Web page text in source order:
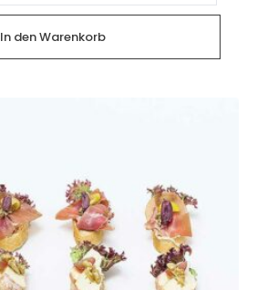
Vegan
(28
Stück)
Menge
In den Warenkorb